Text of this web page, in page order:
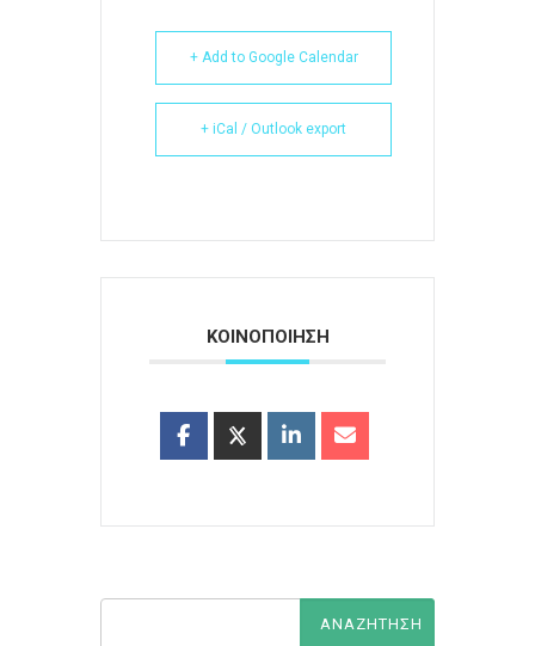
+ Add to Google Calendar
+ iCal / Outlook export
ΚΟΙΝΟΠΟΙΗΣΗ